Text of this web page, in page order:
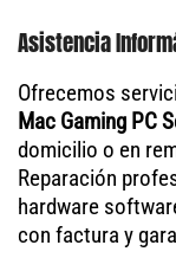
Asistencia
Ofrecemos
Mac Gaming PC
domicilio o en
Reparación
hardware
con factura y